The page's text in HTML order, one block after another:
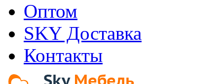
Оптом
SKY Доставка
Контакты